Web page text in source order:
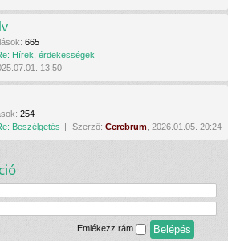
: 665
Hírek, érdekességek
13:50
: 254
Beszélgetés Szerző: Cerebrum , 2026.01.05. 20:24
Emlékezz rám